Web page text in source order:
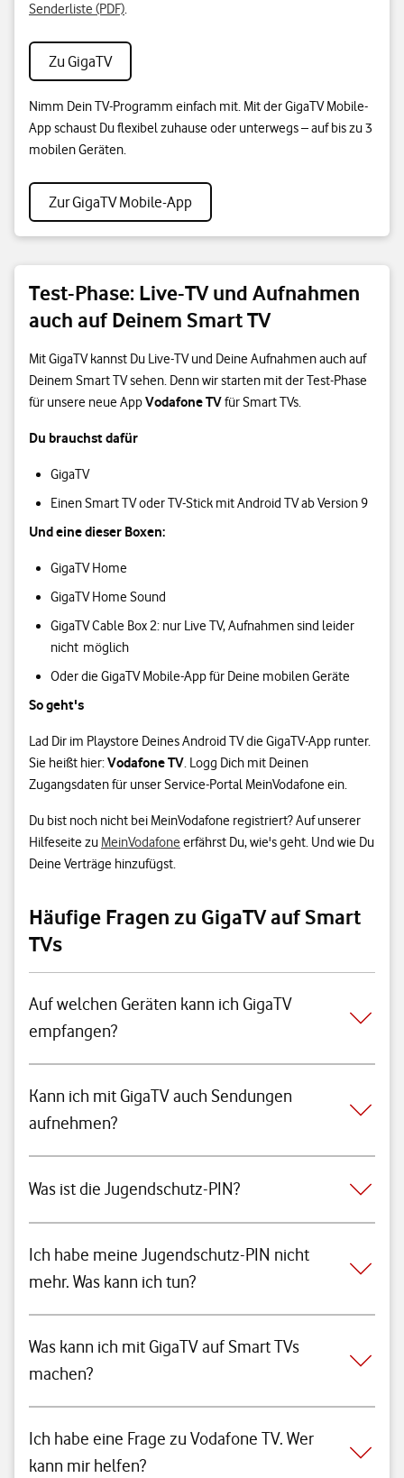
Senderliste (PDF).
Zu GigaTV
Nimm Dein TV-Programm einfach mit. Mit der GigaTV Mobile-
App schaust Du flexibel zuhause oder unterwegs – auf bis zu 3
mobilen Geräten.
Zur GigaTV Mobile-App
Test-Phase: Live-TV und Aufnahmen
auch auf Deinem Smart TV
Mit GigaTV kannst Du Live-TV und Deine Aufnahmen auch auf
Deinem Smart TV sehen. Denn wir starten mit der Test-Phase
für unsere neue AppVodafone TVfür Smart TVs.
Du brauchst dafür
GigaTV
Einen Smart TV oder TV-Stick mit Android TV ab Version 9
Und eine dieser Boxen:
GigaTV Home
GigaTV Home Sound
GigaTV Cable Box 2: nur Live TV, Aufnahmen sind leider
nicht möglich
Oder die GigaTV Mobile-App für Deine mobilen Geräte
So geht's
Lad Dir im Playstore Deines Android TV die GigaTV-App runter.
Sie heißt hier:Vodafone TV. Logg Dich mit Deinen
Zugangsdaten für unser Service-Portal MeinVodafone ein.
Du bist noch nicht bei MeinVodafone registriert? Auf unserer
Hilfeseite zu MeinVodafone erfährst Du, wie's geht. Und wie Du
Deine Verträge hinzufügst.
Häufige Fragen zu GigaTV auf Smart
TVs
Auf welchen Geräten kann ich GigaTV
empfangen?
Kann ich mit GigaTV auch Sendungen
aufnehmen?
Was ist die Jugendschutz-PIN?
Ich habe meine Jugendschutz-PIN nicht
mehr. Was kann ich tun?
Was kann ich mit GigaTV auf Smart TVs
machen?
Ich habe eine Frage zu Vodafone TV. Wer
kann mir helfen?